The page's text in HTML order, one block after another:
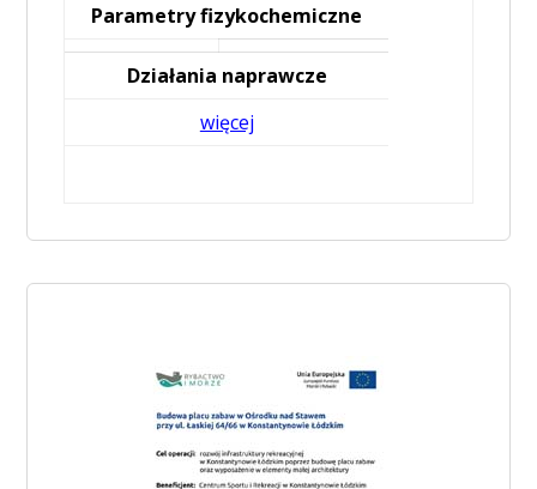
Parametry fizykochemiczne
Działania naprawcze
więcej